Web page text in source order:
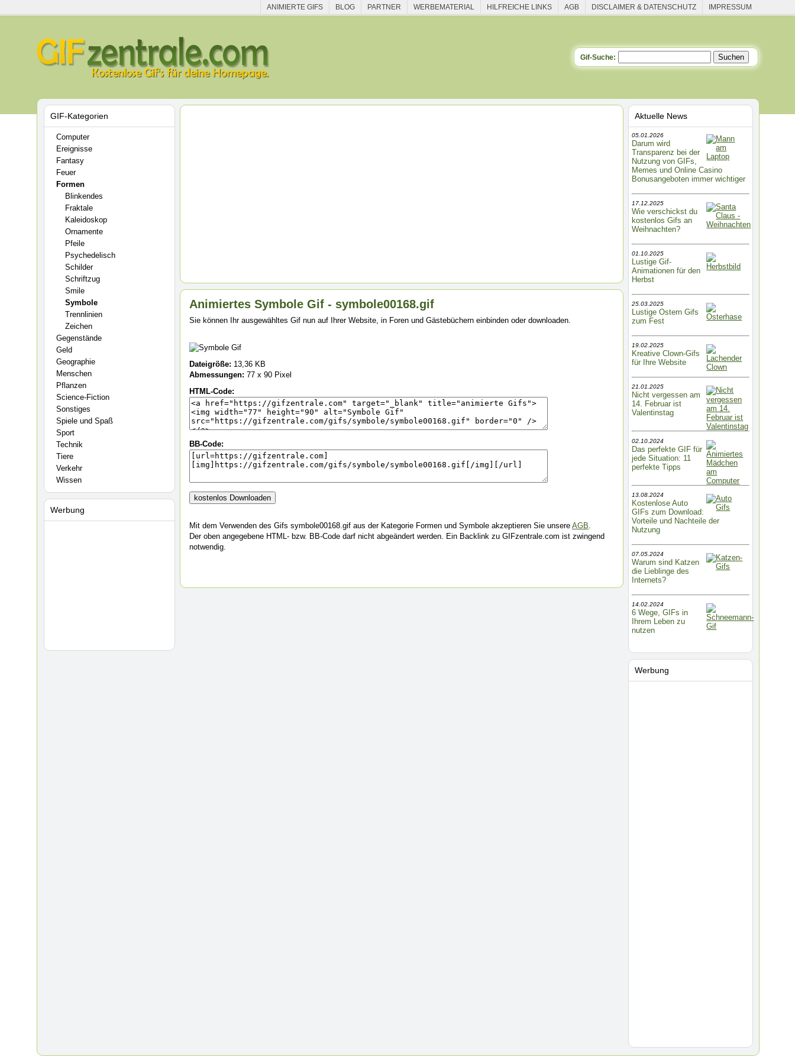
ANIMIERTE GIFS BLOG PARTNER WERBEMATERIAL HILFREICHE LINKS AGB DISCLAIMER & DATENSCHUTZ IMPRESSUM
Gif-Suche:
GIF-Kategorien
Computer
Ereignisse
Fantasy
Feuer
Formen
Blinkendes
Fraktale
Kaleidoskop
Ornamente
Pfeile
Psychedelisch
Schilder
Schriftzug
Smile
Symbole
Trennlinien
Zeichen
Gegenstände
Geld
Geographie
Menschen
Pflanzen
Science-Fiction
Sonstiges
Spiele und Spaß
Sport
Technik
Tiere
Verkehr
Wissen
Werbung
Animiertes Symbole Gif - symbole00168.gif
Sie können Ihr ausgewähltes Gif nun auf Ihrer Website, in Foren und Gästebüchern einbinden oder downloaden.
Dateigröße: 13,36 KB
Abmessungen: 77 x 90 Pixel
HTML-Code:
BB-Code:
Mit dem Verwenden des Gifs symbole00168.gif aus der Kategorie Formen und Symbole akzeptieren Sie unsere AGB.
Der oben angegebene HTML- bzw. BB-Code darf nicht abgeändert werden. Ein Backlink zu GIFzentrale.com ist zwingend
notwendig.
Aktuelle News
05.01.2026
Darum wird
Transparenz bei der
Nutzung von GIFs,
Memes und Online Casino
Bonusangeboten immer wichtiger
17.12.2025
Wie verschickst du
kostenlos Gifs an
Weihnachten?
01.10.2025
Lustige Gif-
Animationen für den
Herbst
25.03.2025
Lustige Ostern Gifs
zum Fest
19.02.2025
Kreative Clown-Gifs
für Ihre Website
21.01.2025
Nicht vergessen am
14. Februar ist
Valentinstag
02.10.2024
Das perfekte GIF für
jede Situation: 11
perfekte Tipps
13.08.2024
Kostenlose Auto
GIFs zum Download:
Vorteile und Nachteile der
Nutzung
07.05.2024
Warum sind Katzen
die Lieblinge des
Internets?
14.02.2024
6 Wege, GIFs in
Ihrem Leben zu
nutzen
Werbung